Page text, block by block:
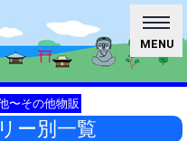
MENU
〜その他物販
ー別一覧